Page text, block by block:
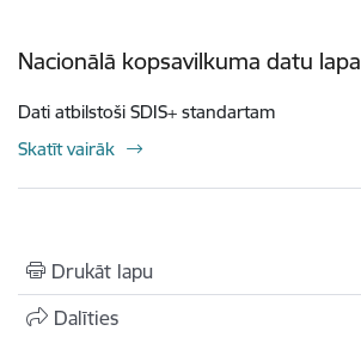
Nacionālā kopsavilkuma datu lapa
Dati atbilstoši SDIS+ standartam
Skatīt vairāk
Drukāt lapu
Dalīties